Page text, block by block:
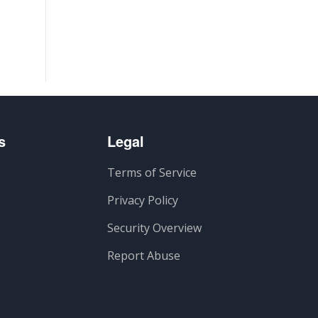
Legal
Terms of Service
Privacy Policy
Security Overview
Report Abuse